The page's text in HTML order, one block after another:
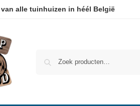
alle tuinhuizen in héél België